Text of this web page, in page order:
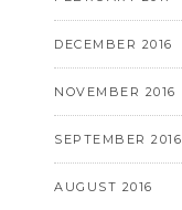
DECEMBER 2016
NOVEMBER 2016
SEPTEMBER 2016
AUGUST 2016